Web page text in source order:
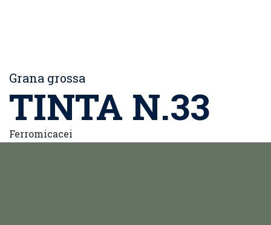
Grana grossa
TINTA N.33
Ferromicacei